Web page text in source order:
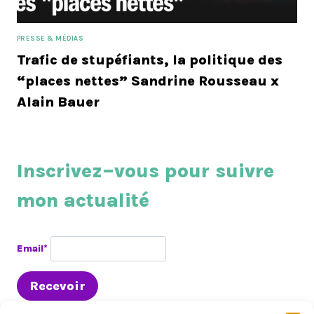
PRESSE & MÉDIAS
Trafic de stupéfiants, la politique des
“places nettes” Sandrine Rousseau x
Alain Bauer
Inscrivez–vous pour suivre
mon actualité
Email*